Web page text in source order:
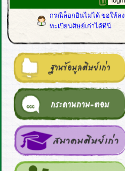
กรณีล็อกอินไม่ได้ ขอให้ลง
ทะเบียนศิษย์เก่าได้ที่นี่